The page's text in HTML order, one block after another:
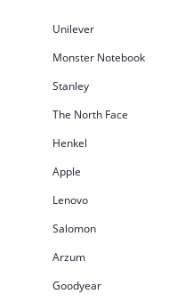
Unilever
Monster Notebook
Stanley
The North Face
Henkel
Apple
Lenovo
Salomon
Arzum
Goodyear